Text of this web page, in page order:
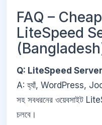
FAQ –
LiteSpeed
Q: LiteSpeed Server
A: হ্যাঁ, WordPress,
সহ সবধরনের ওয়েবসাইট
চলবে।